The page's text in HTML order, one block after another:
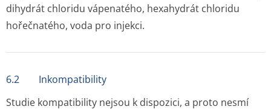
dihydrát chloridu vápenatého, hexahydrát chloridu
hořečnatého, voda pro injekci.
6.2 Inkompatibility
Studie kompatibility nejsou k dispozici, a proto nesmí